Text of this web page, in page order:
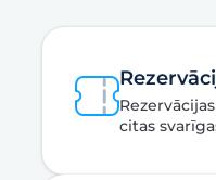
citas